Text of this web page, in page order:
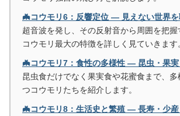
🦇コウモリ6：反響定位 ― 見えない世界
超音波を発し、その反射音から周囲を把握
コウモリ最大の特徴を詳しく見ていきます
🦇コウモリ7：食性の多様性 ― 昆虫・果
昆虫食だけでなく果実食や花蜜食まで、
つコウモリたちを紹介します。
🦇コウモリ8：生活史と繁殖 ― 長寿・少